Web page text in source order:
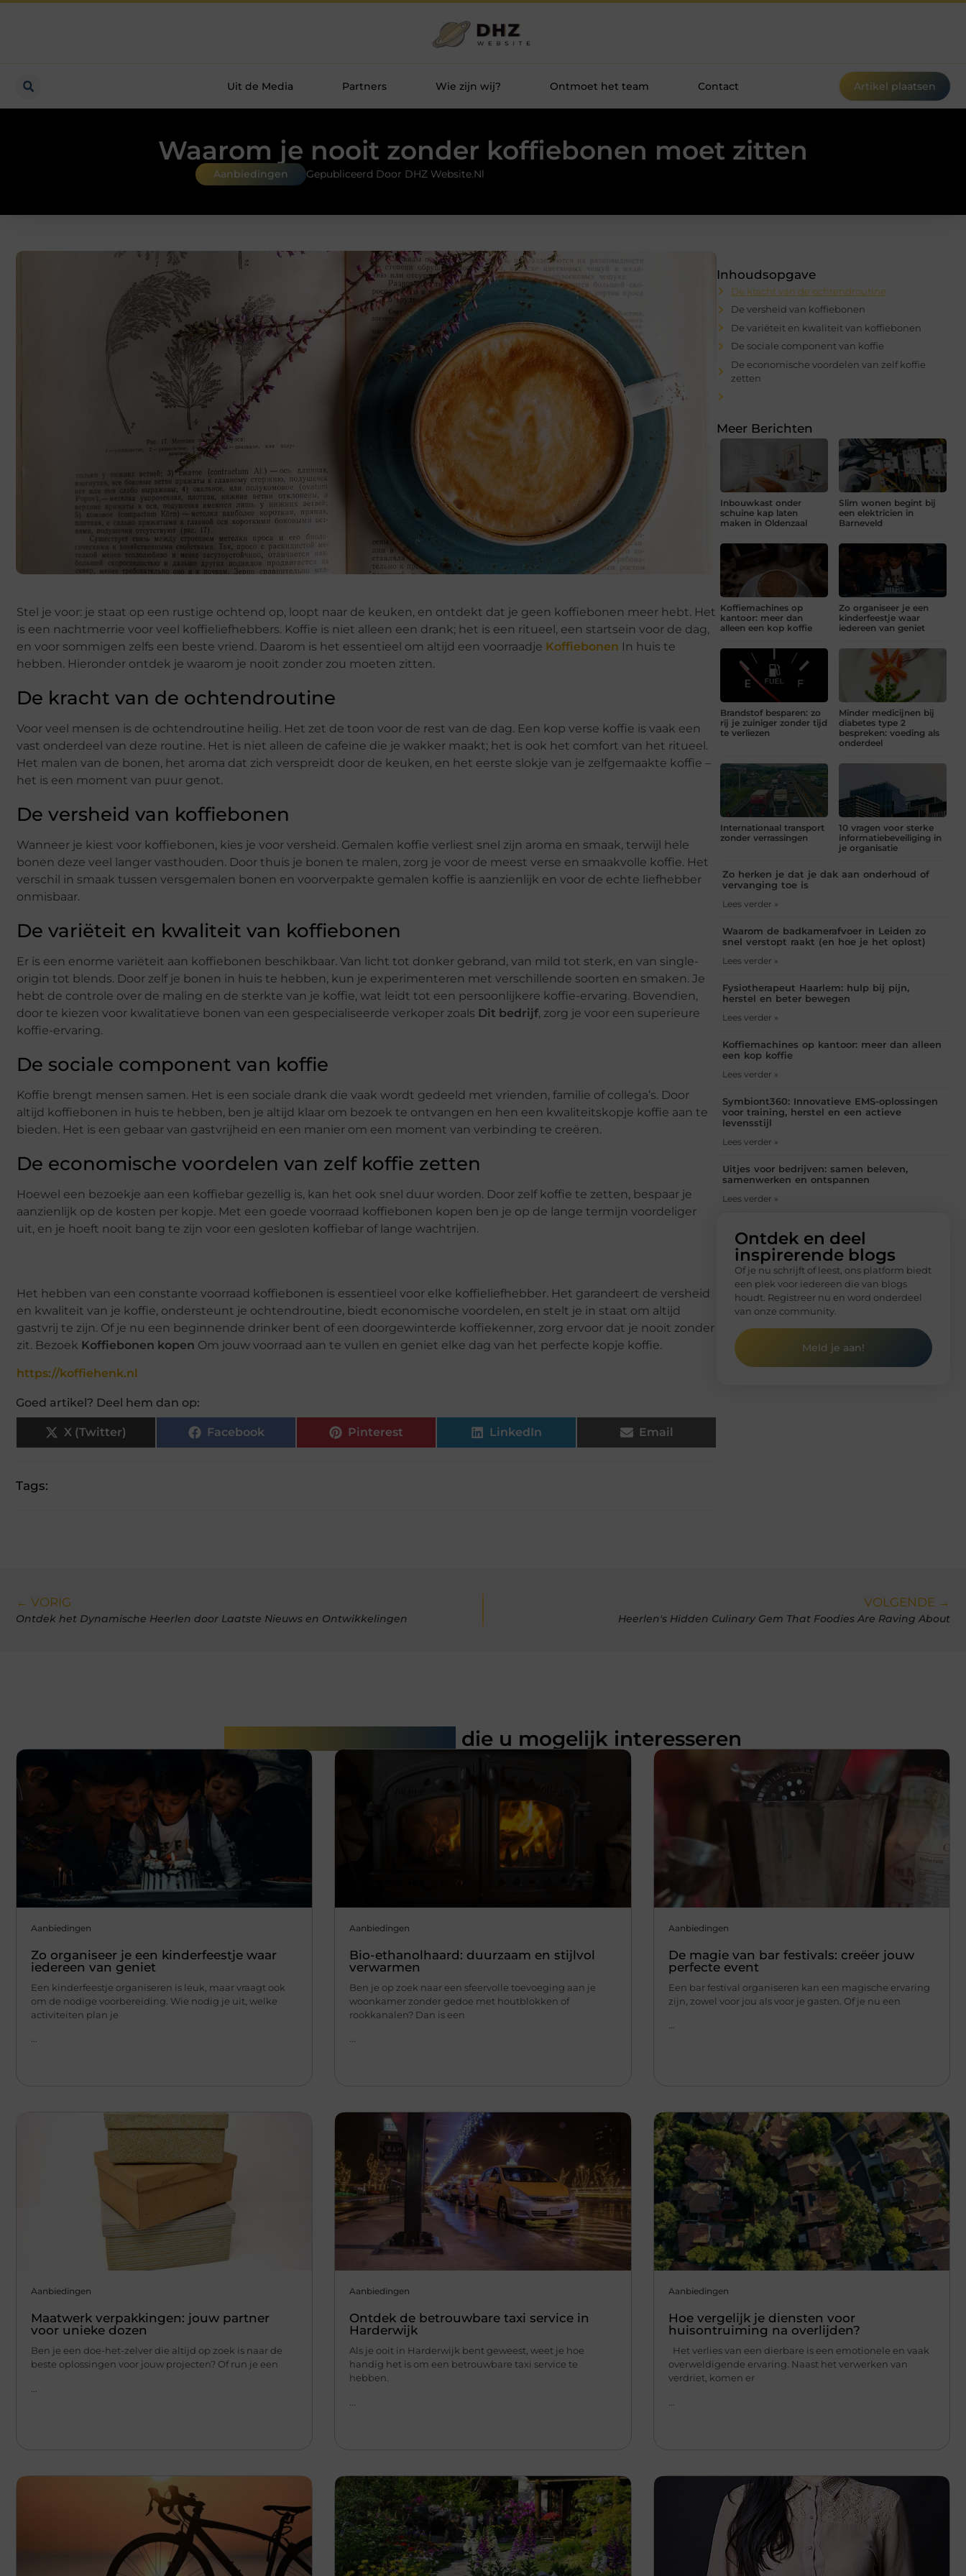
Uit de Media Partners Wie zijn wij? Ontmoet het team Contact Artikel plaatsen
Waarom je nooit zonder koffiebonen moet zitten
Aanbiedingen Gepubliceerd Door DHZ Website.nl
Stel je voor: je staat op een rustige ochtend op, loopt naar de keuken, en ontdekt dat je geen koffiebonen meer hebt. Het
is een nachtmerrie voor veel koffieliefhebbers. Koffie is niet alleen een drank; het is een ritueel, een startsein voor de dag,
en voor sommigen zelfs een beste vriend. Daarom is het essentieel om altijd een voorraadje Koffiebonen In huis te
hebben. Hieronder ontdek je waarom je nooit zonder zou moeten zitten.
De kracht van de ochtendroutine
Voor veel mensen is de ochtendroutine heilig. Het zet de toon voor de rest van de dag. Een kop verse koffie is vaak een
vast onderdeel van deze routine. Het is niet alleen de cafeïne die je wakker maakt; het is ook het comfort van het ritueel.
Het malen van de bonen, het aroma dat zich verspreidt door de keuken, en het eerste slokje van je zelfgemaakte koffie –
het is een moment van puur genot.
De versheid van koffiebonen
Wanneer je kiest voor koffiebonen, kies je voor versheid. Gemalen koffie verliest snel zijn aroma en smaak, terwijl hele
bonen deze veel langer vasthouden. Door thuis je bonen te malen, zorg je voor de meest verse en smaakvolle koffie. Het
verschil in smaak tussen versgemalen bonen en voorverpakte gemalen koffie is aanzienlijk en voor de echte liefhebber
onmisbaar.
De variëteit en kwaliteit van koffiebonen
Er is een enorme variëteit aan koffiebonen beschikbaar. Van licht tot donker gebrand, van mild tot sterk, en van single-
origin tot blends. Door zelf je bonen in huis te hebben, kun je experimenteren met verschillende soorten en smaken. Je
hebt de controle over de maling en de sterkte van je koffie, wat leidt tot een persoonlijkere koffie-ervaring. Bovendien,
door te kiezen voor kwalitatieve bonen van een gespecialiseerde verkoper zoals Dit bedrijf, zorg je voor een superieure
koffie-ervaring.
De sociale component van koffie
Koffie brengt mensen samen. Het is een sociale drank die vaak wordt gedeeld met vrienden, familie of collega’s. Door
altijd koffiebonen in huis te hebben, ben je altijd klaar om bezoek te ontvangen en hen een kwaliteitskopje koffie aan te
bieden. Het is een gebaar van gastvrijheid en een manier om een moment van verbinding te creëren.
De economische voordelen van zelf koffie zetten
Hoewel een bezoekje aan een koffiebar gezellig is, kan het ook snel duur worden. Door zelf koffie te zetten, bespaar je
aanzienlijk op de kosten per kopje. Met een goede voorraad koffiebonen kopen ben je op de lange termijn voordeliger
uit, en je hoeft nooit bang te zijn voor een gesloten koffiebar of lange wachtrijen.
Het hebben van een constante voorraad koffiebonen is essentieel voor elke koffieliefhebber. Het garandeert de versheid
en kwaliteit van je koffie, ondersteunt je ochtendroutine, biedt economische voordelen, en stelt je in staat om altijd
gastvrij te zijn. Of je nu een beginnende drinker bent of een doorgewinterde koffiekenner, zorg ervoor dat je nooit zonder
zit. Bezoek Koffiebonen kopen Om jouw voorraad aan te vullen en geniet elke dag van het perfecte kopje koffie.
https://koffiehenk.nl
Goed artikel? Deel hem dan op:
X (Twitter) Facebook Pinterest LinkedIn Email
Tags:
Inhoudsopgave
De kracht van de ochtendroutine
De versheid van koffiebonen
De variëteit en kwaliteit van koffiebonen
De sociale component van koffie
De economische voordelen van zelf koffie
zetten
Meer Berichten
Inbouwkast onder
schuine kap laten
maken in Oldenzaal
Slim wonen begint bij
een elektricien in
Barneveld
Koffiemachines op
kantoor: meer dan
alleen een kop koffie
Zo organiseer je een
kinderfeestje waar
iedereen van geniet
Brandstof besparen: zo
rij je zuiniger zonder tijd
te verliezen
Minder medicijnen bij
diabetes type 2
bespreken: voeding als
onderdeel
Internationaal transport
zonder verrassingen
10 vragen voor sterke
informatiebeveiliging in
je organisatie
Zo herken je dat je dak aan onderhoud of
vervanging toe is
Lees verder »
Waarom de badkamerafvoer in Leiden zo
snel verstopt raakt (en hoe je het oplost)
Lees verder »
Fysiotherapeut Haarlem: hulp bij pijn,
herstel en beter bewegen
Lees verder »
Koffiemachines op kantoor: meer dan alleen
een kop koffie
Lees verder »
Symbiont360: Innovatieve EMS-oplossingen
voor training, herstel en een actieve
levensstijl
Lees verder »
Uitjes voor bedrijven: samen beleven,
samenwerken en ontspannen
Lees verder »
Ontdek en deel
inspirerende blogs
Of je nu schrijft of leest, ons platform biedt
een plek voor iedereen die van blogs
houdt. Registreer nu en word onderdeel
van onze community.
Meld je aan!
← VORIG
Ontdek het Dynamische Heerlen door Laatste Nieuws en Ontwikkelingen
VOLGENDE →
Heerlen's Hidden Culinary Gem That Foodies Are Raving About
die u mogelijk interesseren
Aanbiedingen
Zo organiseer je een kinderfeestje waar
iedereen van geniet
Een kinderfeestje organiseren is leuk, maar vraagt ook
om de nodige voorbereiding. Wie nodig je uit, welke
activiteiten plan je
...
Aanbiedingen
Bio-ethanolhaard: duurzaam en stijlvol
verwarmen
Ben je op zoek naar een sfeervolle toevoeging aan je
woonkamer zonder gedoe met houtblokken of
rookkanalen? Dan is een
...
Aanbiedingen
De magie van bar festivals: creëer jouw
perfecte event
Een bar festival organiseren kan een magische ervaring
zijn, zowel voor jou als voor je gasten. Of je nu een
...
Aanbiedingen
Maatwerk verpakkingen: jouw partner
voor unieke dozen
Ben je een doe-het-zelver die altijd op zoek is naar de
beste oplossingen voor jouw projecten? Of run je een
Aanbiedingen
Ontdek de betrouwbare taxi service in
Harderwijk
Als je ooit in Harderwijk bent geweest, weet je hoe
handig het is om een betrouwbare taxi service te
hebben.
Aanbiedingen
Hoe vergelijk je diensten voor
huisontruiming na overlijden?
Het verlies van een dierbare is een emotionele en vaak
overweldigende ervaring. Naast het verwerken van
verdriet, komen er